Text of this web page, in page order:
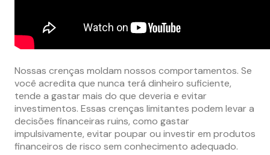
Nossas crenças moldam nossos comportamentos. Se
você acredita que nunca terá dinheiro suficiente,
tende a gastar mais do que deveria e evitar
investimentos. Essas crenças limitantes podem levar a
decisões financeiras ruins, como gastar
impulsivamente, evitar poupar ou investir em produtos
financeiros de risco sem conhecimento adequado.